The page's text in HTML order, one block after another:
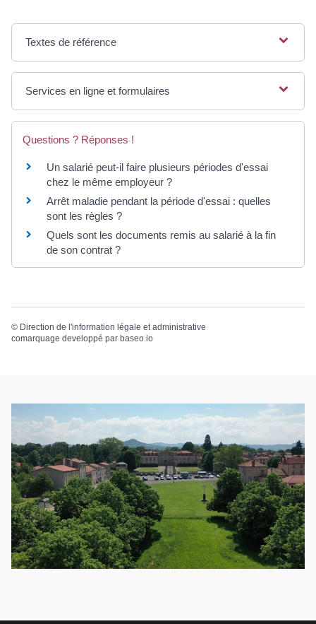
Textes de référence
Services en ligne et formulaires
Questions ? Réponses !
Un salarié peut-il faire plusieurs périodes d'essai
chez le même employeur ?
Arrêt maladie pendant la période d'essai : quelles
sont les règles ?
Quels sont les documents remis au salarié à la fin
de son contrat ?
© Direction de l'information légale et administrative
comarquage developpé par baseo.io